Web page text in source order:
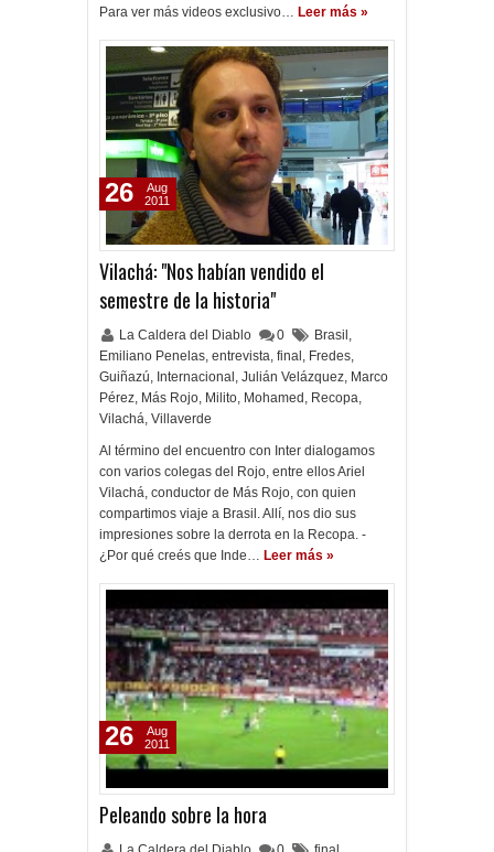
Para ver más videos exclusivo… Leer más »
Vilachá: "Nos habían vendido el
semestre de la historia"
La Caldera del Diablo 0 Brasil ,
Emiliano Penelas, entrevista, final , Fredes,
Guiñazú, Internacional , Julián Velázquez, Marco
Pérez, Más Rojo, Milito, Mohamed , Recopa,
Vilachá, Villaverde
Al término del encuentro con Inter dialogamos
con varios colegas del Rojo, entre ellos Ariel
Vilachá, conductor de Más Rojo, con quien
compartimos viaje a Brasil. Allí, nos dio sus
impresiones sobre la derrota en la Recopa. -
¿Por qué creés que Inde… Leer más »
26
Aug
2011
Peleando sobre la hora
26
Aug
2011